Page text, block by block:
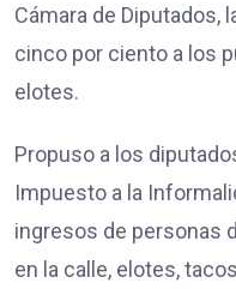
Cámara de Diputados,
cinco por ciento a los
elotes.
Propuso a los
Impuesto a la
ingresos de personas
en la calle, elotes,